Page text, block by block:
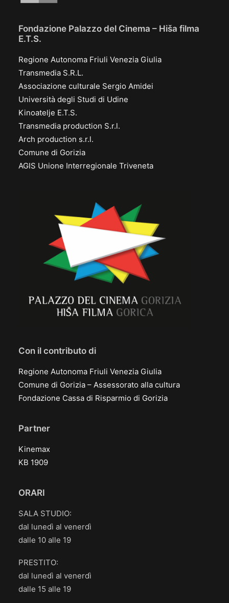
Fondazione Palazzo del Cinema – Hiša filma
E.T.S.
Regione Autonoma Friuli Venezia Giulia
Transmedia S.R.L.
Associazione culturale Sergio Amidei
Università degli Studi di Udine
Kinoatelje E.T.S.
Transmedia production S.r.l.
Arch production s.r.l.
Comune di Gorizia
AGIS Unione Interregionale Triveneta
Con il contributo di
Regione Autonoma Friuli Venezia Giulia
Comune di Gorizia – Assessorato alla cultura
Fondazione Cassa di Risparmio di Gorizia
Partner
Kinemax
KB 1909
ORARI
SALA STUDIO:
dal lunedì al venerdì
dalle 10 alle 19
PRESTITO:
dal lunedì al venerdì
dalle 15 alle 19